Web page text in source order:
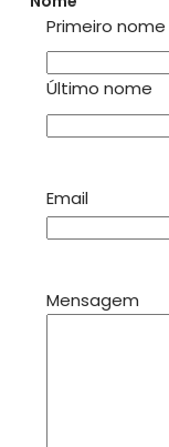
Primeiro nome
Último nome
Email
Mensagem